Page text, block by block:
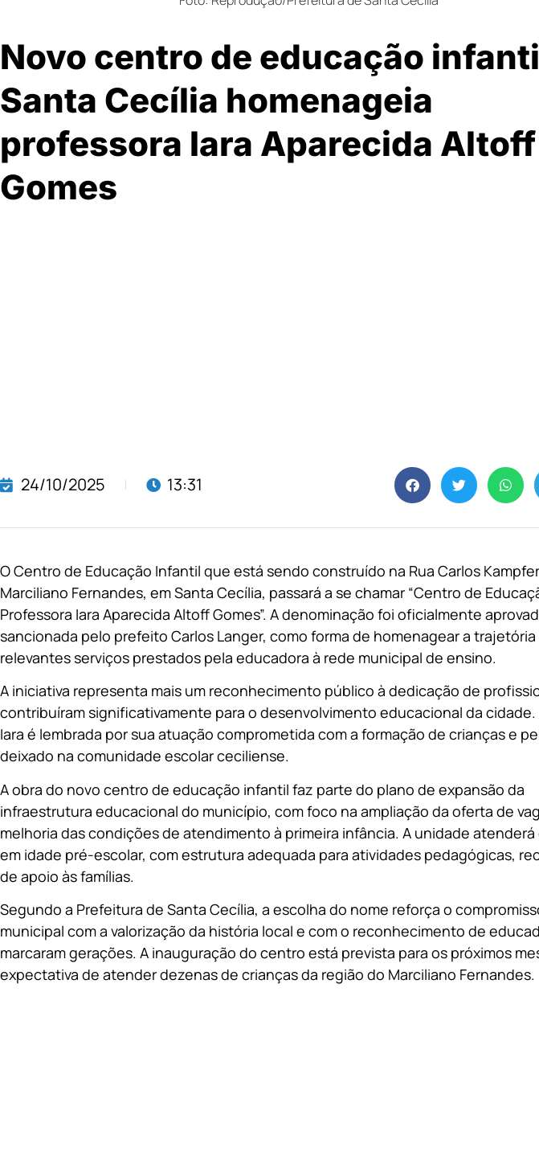
Novo centro de educação
Santa Cecília homenageia
professora Iara Aparecida Altoff
Gomes
24/10/2025 13:31
O Centro de Educação Infantil que está sendo construído na Rua Carlos
Marciliano Fernandes, em Santa Cecília, passará a se chamar “Centro de
Professora Iara Aparecida Altoff Gomes”. A denominação foi oficialmente
sancionada pelo prefeito Carlos Langer, como forma de homenagear a trajetória
relevantes serviços prestados pela educadora à rede municipal de ensino.
A iniciativa representa mais um reconhecimento público à dedicação de
contribuíram significativamente para o desenvolvimento educacional da cidade.
Iara é lembrada por sua atuação comprometida com a formação de crianças e
deixado na comunidade escolar ceciliense.
A obra do novo centro de educação infantil faz parte do plano de expansão da
infraestrutura educacional do município, com foco na ampliação da oferta de
melhoria das condições de atendimento à primeira infância. A unidade atenderá
em idade pré-escolar, com estrutura adequada para atividades pedagógicas,
de apoio às famílias.
Segundo a Prefeitura de Santa Cecília, a escolha do nome reforça o
municipal com a valorização da história local e com o reconhecimento de
marcaram gerações. A inauguração do centro está prevista para os próximos
expectativa de atender dezenas de crianças da região do Marciliano Fernandes.